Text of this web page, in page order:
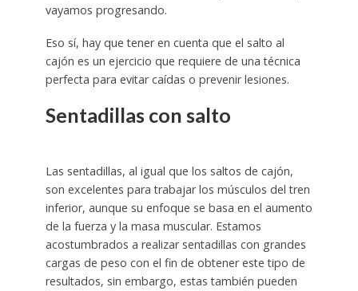
vayamos progresando.
Eso sí, hay que tener en cuenta que el salto al
cajón es un ejercicio que requiere de una técnica
perfecta para evitar caídas o prevenir lesiones.
Sentadillas con salto
Las sentadillas, al igual que los saltos de cajón,
son excelentes para trabajar los músculos del tren
inferior, aunque su enfoque se basa en el aumento
de la fuerza y la masa muscular. Estamos
acostumbrados a realizar sentadillas con grandes
cargas de peso con el fin de obtener este tipo de
resultados, sin embargo, estas también pueden